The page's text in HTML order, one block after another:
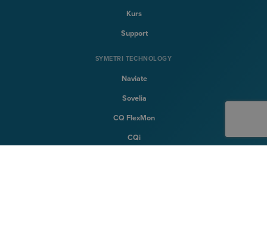
Kurs
Support
SYMETRI TECHNOLOGY
Naviate
Sovelia
CQ FlexMon
CQi